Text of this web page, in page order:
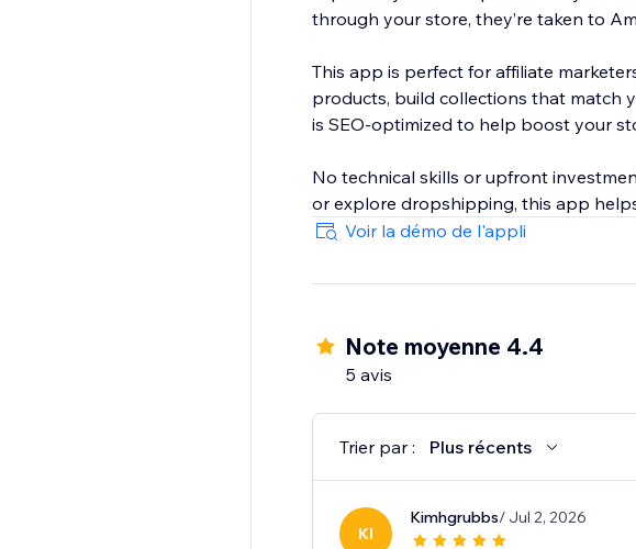
through your store, they’re taken to
This app is perfect for affiliate
products, build collections that match
is SEO-optimized to help boost your
No technical skills or upfront
or explore dropshipping, this app
Voir la démo de l'appli
Note moyenne 4.4
5 avis
Trier par : Plus récents
KI
Kimhgrubbs/ Jul 2, 2026